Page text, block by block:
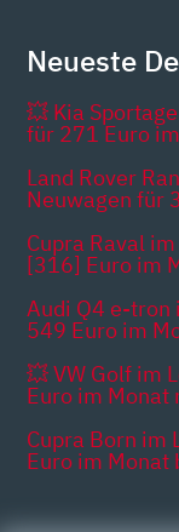
Neueste
💥 Kia
für 271 Euro
Land Rover
Neuwagen für
Cupra Raval
[316] Euro im
Audi Q4 e-
549 Euro im
💥 VW Golf im
Euro im Monat
Cupra Born im
Euro im Monat